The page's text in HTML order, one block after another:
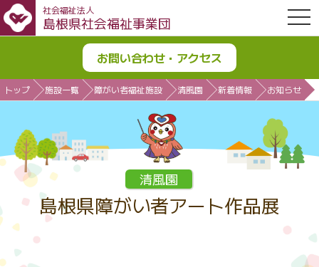
社会福祉法人
島根県社会福祉事業団
お問い合わせ・アクセス
トップ 施設一覧 障がい者福祉施設 清風園 新着情報 お知らせ
清風園
島根県障がい者アート作品展